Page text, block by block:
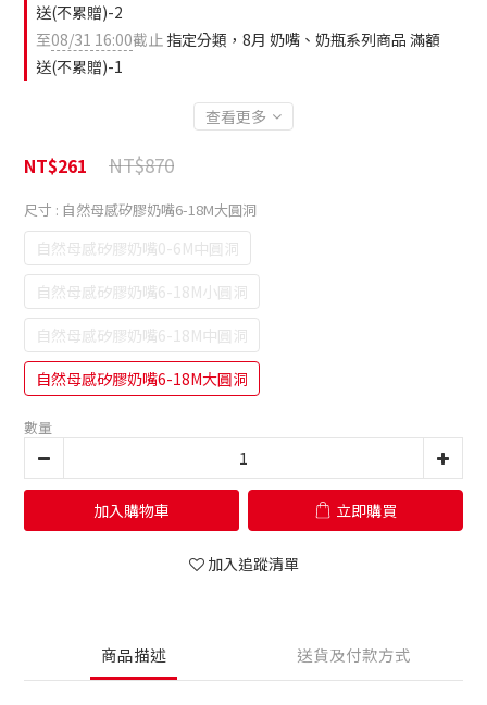
送(不累贈)-2
至08/31 16:00截止 指定分類，8月 奶嘴、奶瓶系列商品 滿額
送(不累贈)-1
查看更多
NT$261 NT$870
尺寸 : 自然母感矽膠奶嘴6-18M大圓洞
自然母感矽膠奶嘴0-6M中圓洞
自然母感矽膠奶嘴6-18M小圓洞
自然母感矽膠奶嘴6-18M中圓洞
自然母感矽膠奶嘴6-18M大圓洞
數量
加入購物車 立即購買
加入追蹤清單
商品描述 送貨及付款方式